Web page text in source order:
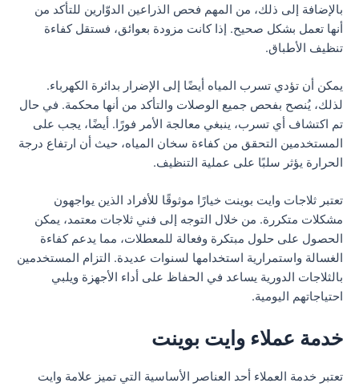
بالإضافة إلى ذلك، من المهم فحص الذراعين الدوّارين للتأكد من
أنها تعمل بشكل صحيح. إذا كانت مزودة بعوائق، فستقل كفاءة
تنظيف الأطباق.
يمكن أن تؤدي تسرب المياه أيضًا إلى الإضرار بدائرة الكهرباء.
لذلك، يُنصح بفحص جميع الوصلات والتأكد من أنها محكمة. في حال
تم اكتشاف أي تسرب، ينبغي معالجة الأمر فورًا. أيضًا، يجب على
المستخدمين التحقق من كفاءة سخان المياه، حيث أن ارتفاع درجة
الحرارة يؤثر سلبًا على عملية التنظيف.
تعتبر ثلاجات وايت بوينت خيارًا موثوقًا للأفراد الذين يواجهون
مشكلات متكررة. من خلال التوجه إلى فني ثلاجات معتمد، يمكن
الحصول على حلول مبتكرة وفعالة للمعطلات، مما يدعم كفاءة
الغسالة واستمرارية استخدامها لسنوات عديدة. التزام المستخدمين
بالثلاجات الدورية يساعد في الحفاظ على أداء الأجهزة ويلبي
احتياجاتهم اليومية.
خدمة عملاء وايت بوينت
تعتبر خدمة العملاء أحد العناصر الأساسية التي تميز علامة وايت